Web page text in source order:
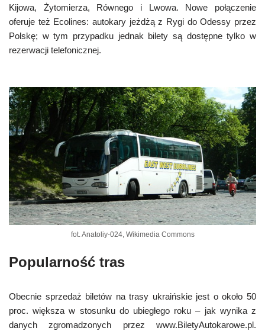
Kijowa, Żytomierza, Równego i Lwowa. Nowe połączenie
oferuje też Ecolines: autokary jeżdżą z Rygi do Odessy przez
Polskę; w tym przypadku jednak bilety są dostępne tylko w
rezerwacji telefonicznej.
fot. Anatoliy-024, Wikimedia Commons
Popularność tras
Obecnie sprzedaż biletów na trasy ukraińskie jest o około 50
proc. większa w stosunku do ubiegłego roku – jak wynika z
danych zgromadzonych przez www.BiletyAutokarowe.pl.